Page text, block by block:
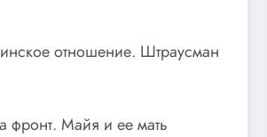
отношение. Штраусман
фронт. Майя и ее мать